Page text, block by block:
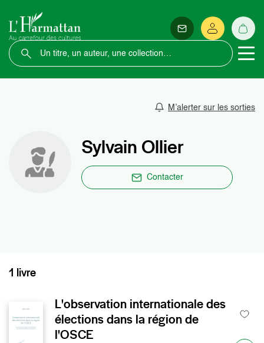
M’alerter sur les sorties
Sylvain Ollier
Contacter
1 livre
L'observation internationale des
élections dans la région de
l'OSCE